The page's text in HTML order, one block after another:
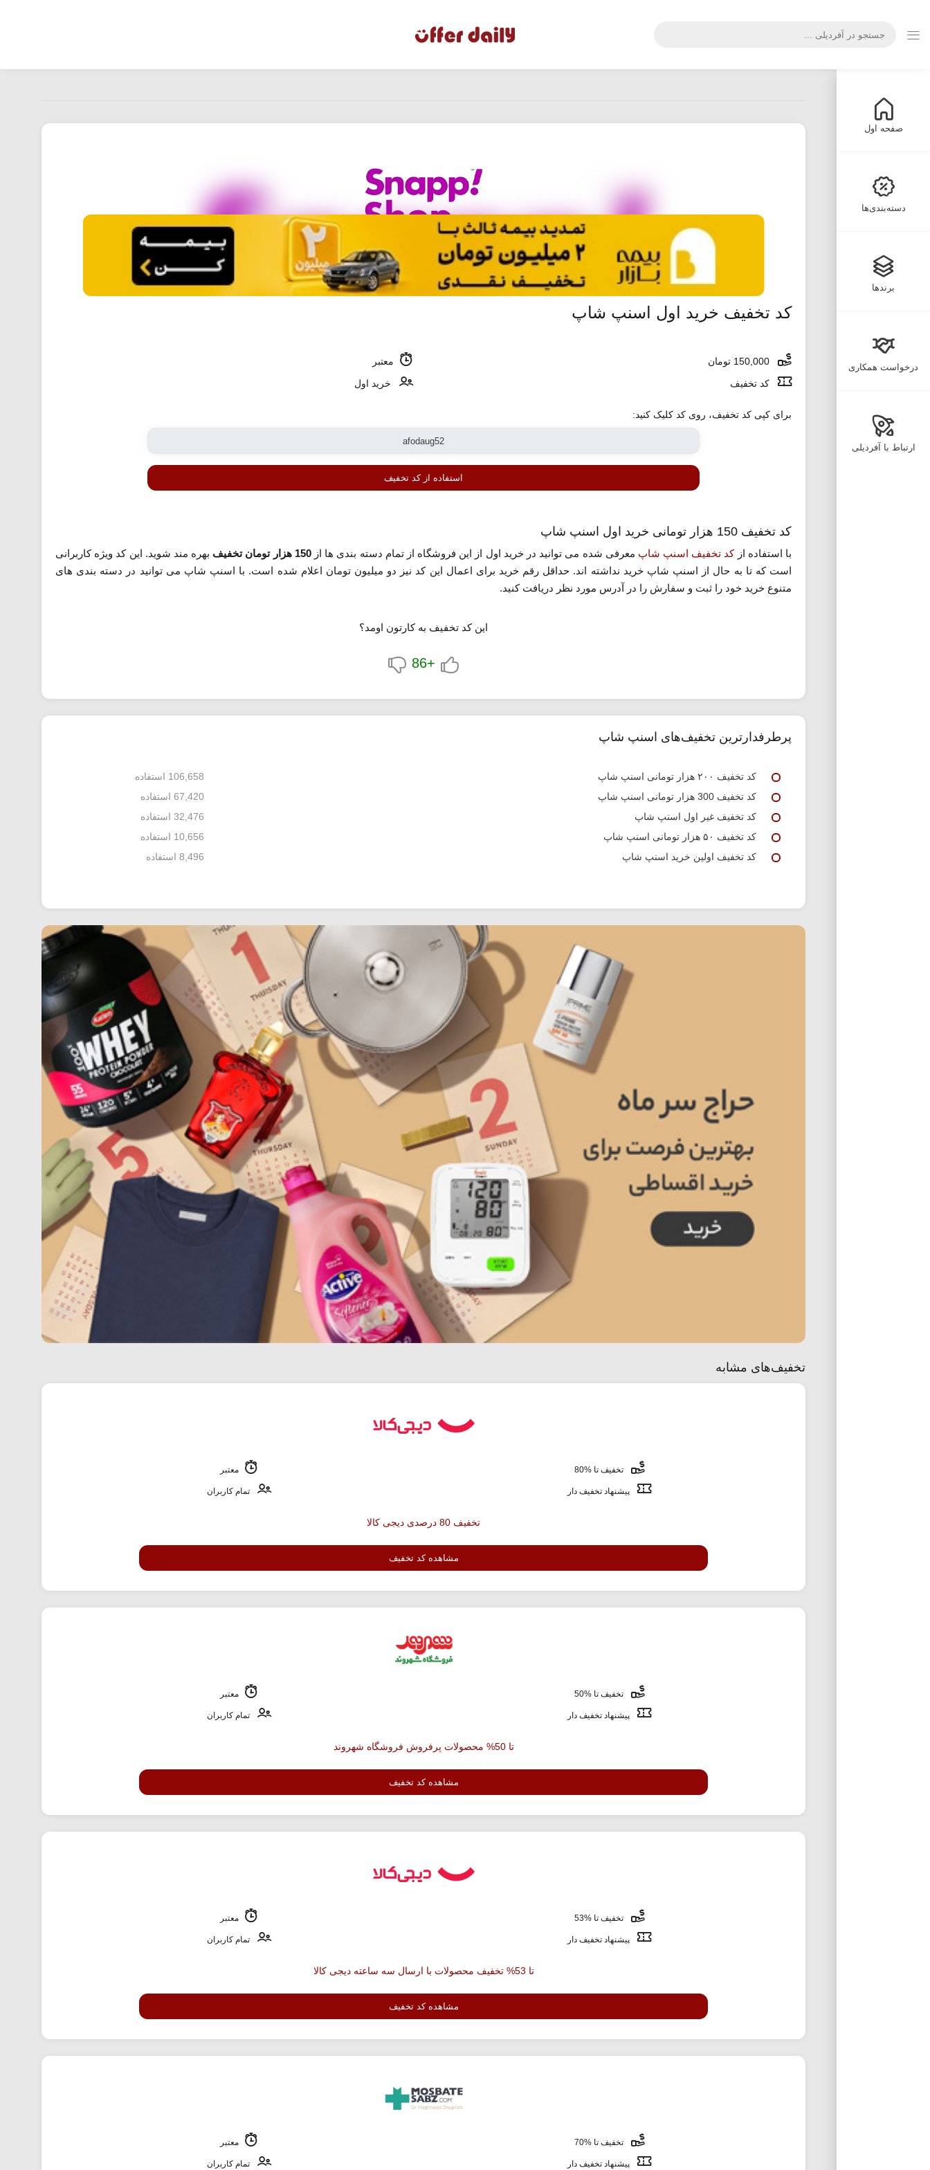
صفحه اول
دسته‌بندی‌ها
برندها
درخواست همکاری
ارتباط با آفردیلی
کد تخفیف خرید اول اسنپ شاپ
معتبر
کد تخفیف
خرید اول
برای کپی کد تخفیف، روی کد کلیک کنید:
استفاده از کد تخفیف
کد تخفیف 150 هزار تومانی خرید اول اسنپ شاپ
با استفاده ازکد تخفیف اسنپ شاپ معرفی شده می توانید در خرید اول از این فروشگاه از تمام دسته بندی ها از150 هزار تومان تخفیف
بهره مند شوید. این کد ویژه کاربرانی
است که تا به حال از اسنپ شاپ خرید نداشته اند. حداقل رقم خرید برای اعمال این کد نیز دو میلیون تومان اعلام شده است. با اسنپ شاپ می توانید در دسته بندی های
متنوع خرید خود را ثبت و سفارش را در آدرس مورد نظر دریافت کنید.
این کد تخفیف به کارتون اومد؟
+86
پرطرفدارترین تخفیف‌های اسنپ شاپ
کد تخفیف ۲۰۰ هزار تومانی اسنپ شاپ
106,658 استفاده
کد تخفیف 300 هزار تومانی اسنپ شاپ
67,420 استفاده
کد تخفیف غیر اول اسنپ شاپ
32,476 استفاده
کد تخفیف ۵۰ هزار تومانی اسنپ شاپ
10,656 استفاده
کد تخفیف اولین خرید اسنپ شاپ
8,496 استفاده
تخفیف‌های مشابه
تخفیف تا %80 معتبر
پیشنهاد تخفیف دار تمام کاربران
تخفیف 80 درصدی دیجی کالا
مشاهده کد تخفیف
تخفیف تا %50 معتبر
پیشنهاد تخفیف دار تمام کاربران
تا 50% محصولات پرفروش فروشگاه شهروند
مشاهده کد تخفیف
تخفیف تا %53 معتبر
پیشنهاد تخفیف دار تمام کاربران
تا 53% تخفیف محصولات با ارسال سه ساعته دیجی کالا
مشاهده کد تخفیف
تخفیف تا %70 معتبر
پیشنهاد تخفیف دار تمام کاربران